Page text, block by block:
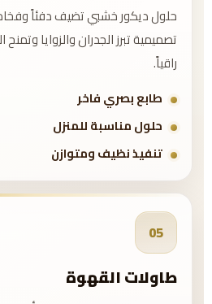
حلول ديكور خشبي تضيف دفئاً
تصميمية تبرز الجدران والزوايا
راقياً.
طابع بصري فاخر
حلول مناسبة للمنزل
تنفيذ نظيف ومتوازن
05
طاولات القهوة